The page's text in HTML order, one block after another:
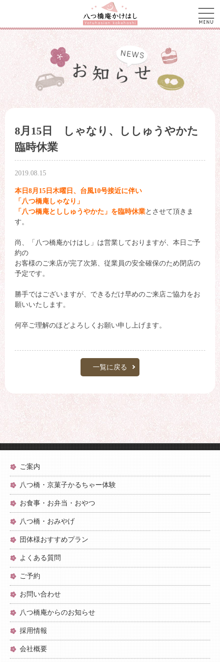
8月15日 しゃなり、ししゅうやかた
臨時休業
2019.08.15
本日8月15日木曜日、台風10号接近に伴い
「八つ橋庵しゃなり」
「八つ橋庵とししゅうやかた」を臨時休業とさせて頂きま
す。
尚、「八つ橋庵かけはし」は営業しておりますが、本日ご予
約の
お客様のご来店が完了次第、従業員の安全確保のため閉店の
予定です。
勝手ではございますが、できるだけ早めのご来店ご協力をお
願いいたします。
何卒ご理解のほどよろしくお願い申し上げます。
一覧に戻る
ご案内
八つ橋・京菓子かるちゃー体験
お食事・お弁当・おやつ
八つ橋・おみやげ
団体様おすすめプラン
よくある質問
ご予約
お問い合わせ
八つ橋庵からのお知らせ
採用情報
会社概要